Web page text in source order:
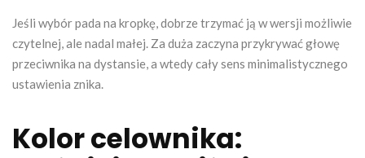
Jeśli wybór pada na kropkę, dobrze trzymać ją w wersji możliwie
czytelnej, ale nadal małej. Za duża zaczyna przykrywać głowę
przeciwnika na dystansie, a wtedy cały sens minimalistycznego
ustawienia znika.
Kolor celownika: